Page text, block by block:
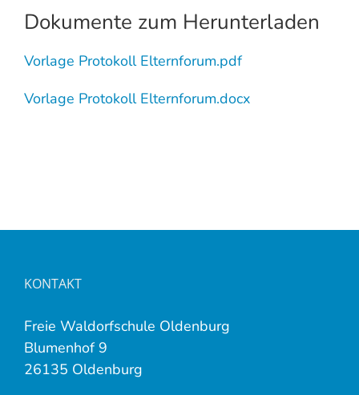
Dokumente zum Herunterladen
Vorlage Protokoll Elternforum.pdf
Vorlage Protokoll Elternforum.docx
KONTAKT
Freie Waldorfschule Oldenburg
Blumenhof 9
26135 Oldenburg